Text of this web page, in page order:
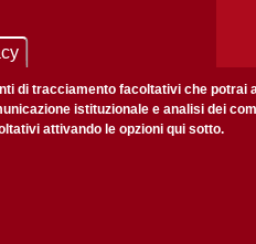
di tracciamento facoltativi che potrai
istituzionale e analisi dei
attivando le opzioni qui sotto.